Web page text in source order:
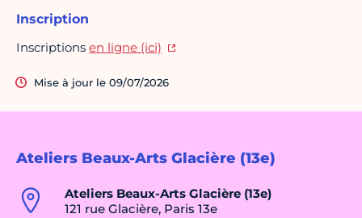
Ateliers Beaux-Arts Glacière (13e)
Ateliers Beaux-Arts Glacière (13e)
121 rue Glacière, Paris 13e
Inscription
Inscriptions en ligne (ici)
Mise à jour le 09/07/2026